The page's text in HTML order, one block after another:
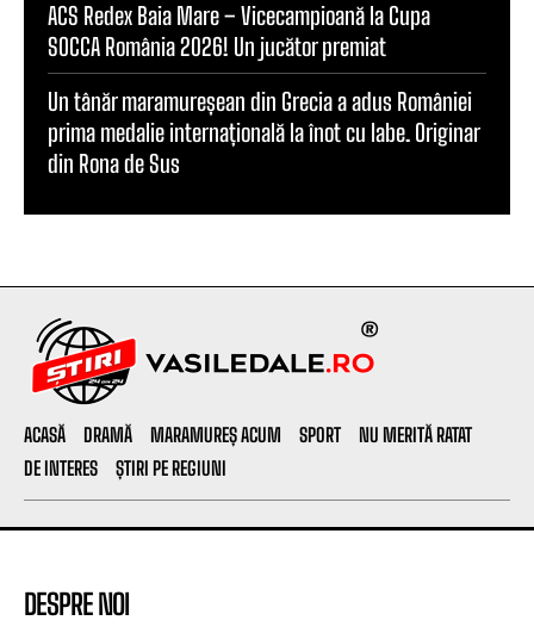
ACS Redex Baia Mare – Vicecampioană la Cupa
SOCCA România 2026! Un jucător premiat
Un tânăr maramureșean din Grecia a adus României
prima medalie internațională la înot cu labe. Originar
din Rona de Sus
ACASĂ DRAMĂ MARAMUREȘ ACUM SPORT
NU MERITĂ RATAT
DE INTERES
ȘTIRI PE REGIUNI
DESPRE NOI